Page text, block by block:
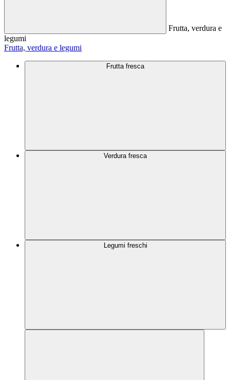
Frutta, verdura e
legumi
Frutta, verdura e legumi
Frutta fresca
Verdura fresca
Legumi freschi